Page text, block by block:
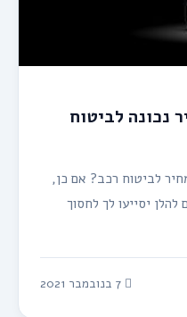
נכונה לביטוח
לביטוח רכב? אם כן,
יסייעו לך לחסוך